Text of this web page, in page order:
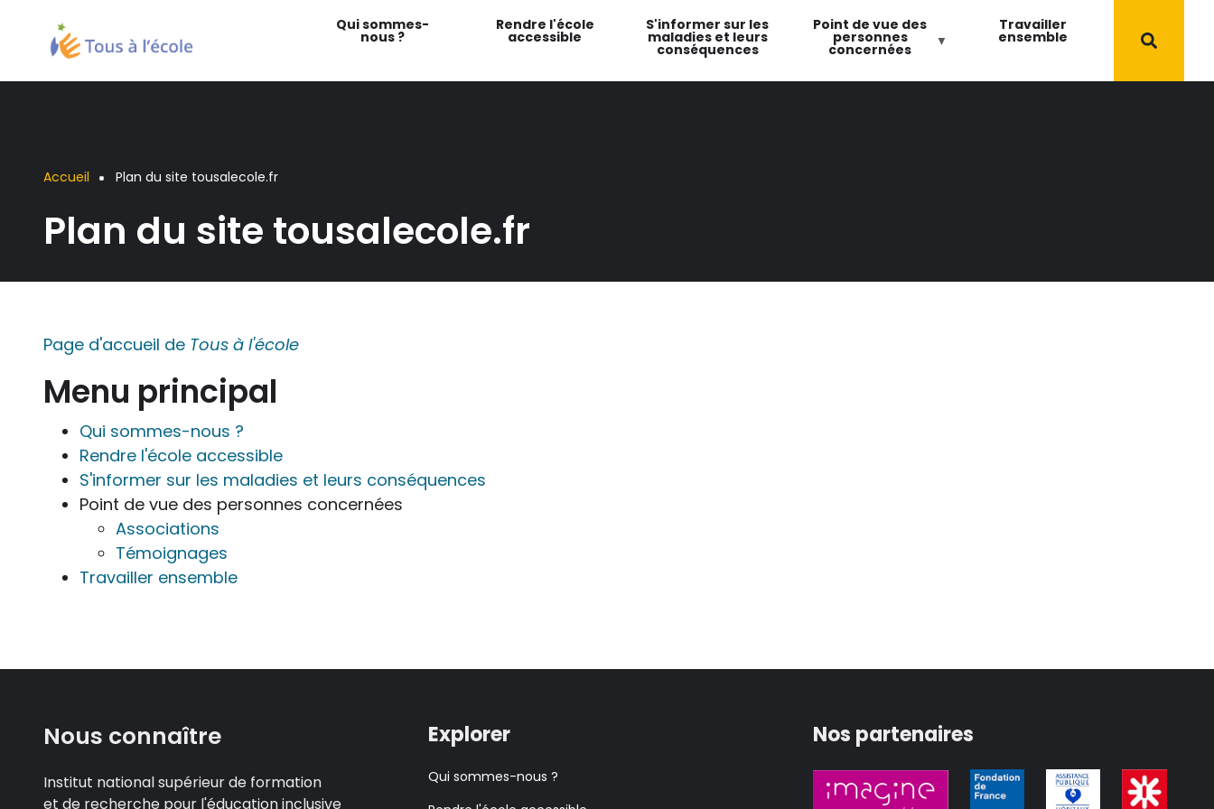
contenu
principal
Qui sommes-
nous ?
Rendre l'école
accessible
S'informer sur les
maladies et leurs
conséquences
Point de vue des
personnes
concernées
Travailler
ensemble
Fil
d'Ariane
Accueil Plan du site tousalecole.fr
Plan du site tousalecole.fr
Page d'accueil de Tous à l'école
Menu principal
Qui sommes-nous ?
Rendre l'école accessible
S'informer sur les maladies et leurs conséquences
Point de vue des personnes concernées
Associations
Témoignages
Travailler ensemble
Nous connaître
Institut national supérieur de formation
et de recherche pour l'éducation inclusive
Explorer
Qui sommes-nous ?
Nos partenaires